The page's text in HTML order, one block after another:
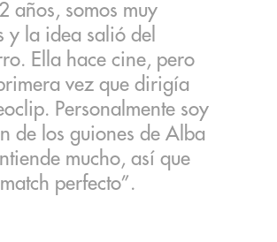
años, somos muy
y la idea salió del
Ella hace cine, pero
vez que dirigía
Personalmente soy
de los guiones de Alba
mucho, así que
perfecto”.